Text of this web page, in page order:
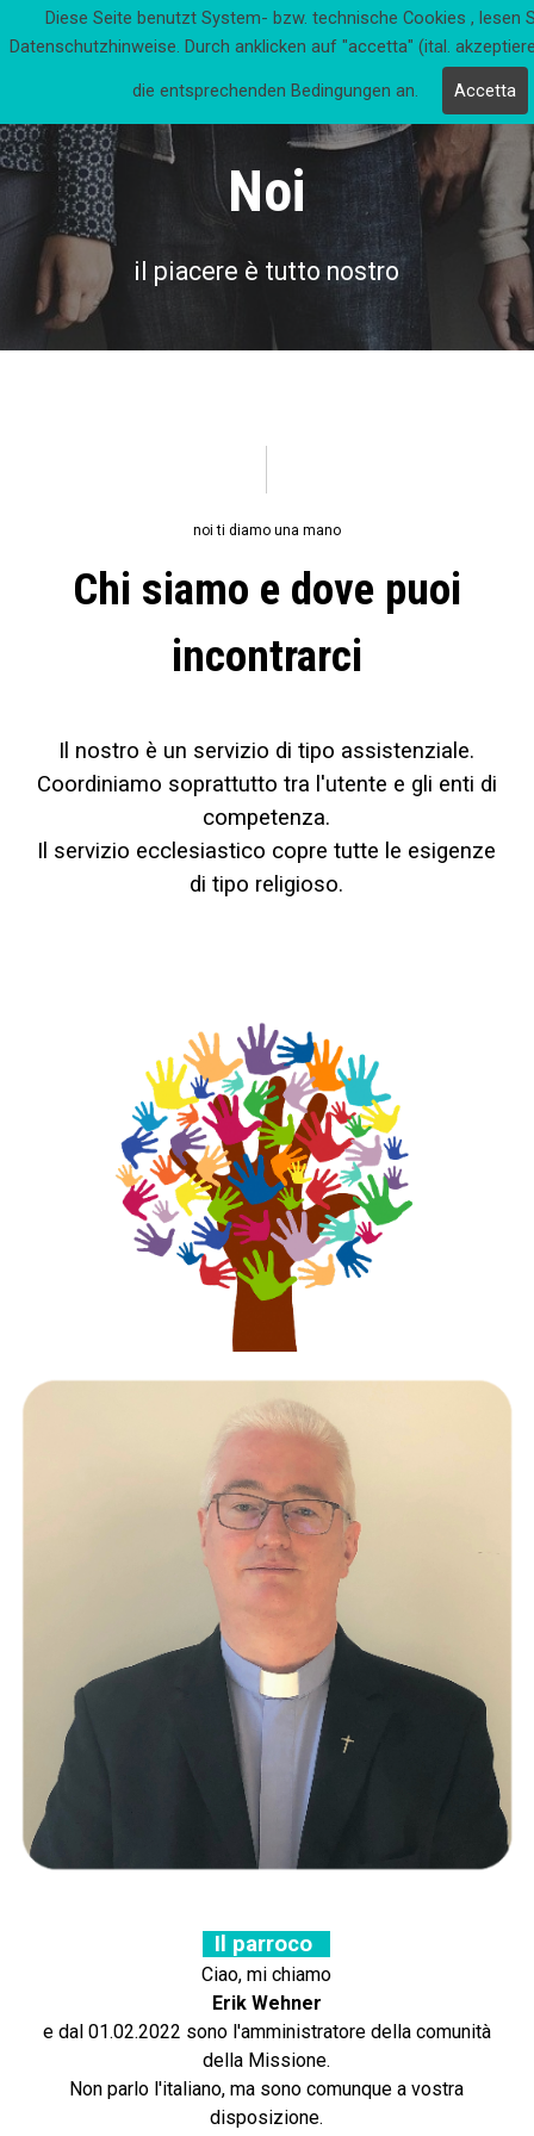
Diese Seite benutzt System- bzw. technische Cookies , lesen
Datenschutzhinweise. Durch anklicken auf "accetta" (ital.
die entsprechenden Bedingungen an. Accetta
Missione Cattolica Italiana Giessen
Noi
il piacere è tutto nostro
noi ti diamo una mano
Chi siamo e dove puoi
incontrarci
Il nostro è un servizio di tipo assistenziale.
Coordiniamo soprattutto tra l'utente e gli enti di
competenza.
Il servizio ecclesiastico copre tutte le esigenze
di tipo religioso.
Il parroco
Ciao,mi chiamo
Erik Wehner
e dal 01.02.2022 sono l'amministratore della comunità
della Missione.
Non parlo l'italiano, ma sono comunque a vostra
disposizione.